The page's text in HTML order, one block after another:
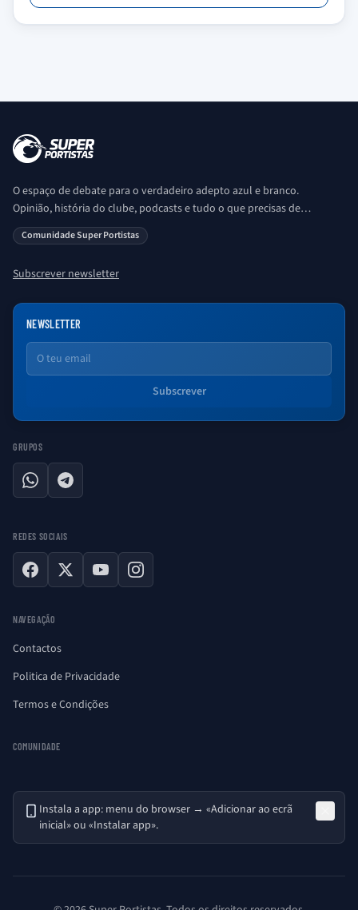
O espaço de debate para o verdadeiro adepto azul e branco.
Opinião, história do clube, podcasts e tudo o que precisas de
saber sobre o universo Porto. Ser Porto é aqui!
Comunidade Super Portistas
Subscrever newsletter
NEWSLETTER
Email
Subscrever
GRUPOS
WhatsAppTelegram
REDES SOCIAIS
Facebook
X YouTubeInstagram
NAVEGAÇÃO
Contactos
Politica de Privacidade
Termos e Condições
COMUNIDADE
Instala a app: menu do browser → «Adicionar ao ecrã
inicial» ou «Instalar app».